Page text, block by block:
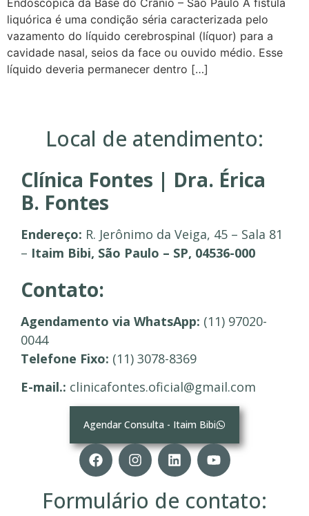
liquórica é uma condição séria caracterizada pelo
vazamento do líquido cerebrospinal (líquor) para a
cavidade nasal, seios da face ou ouvido médio. Esse
líquido deveria permanecer dentro […]
Local de atendimento:
Clínica Fontes | Dra. Érica
B. Fontes
Endereço: R. Jerônimo da Veiga, 45 – Sala 81
– Itaim Bibi, São Paulo – SP, 04536-000
Contato:
Agendamento via WhatsApp: (11) 97020-
0044
Telefone Fixo: (11) 3078-8369
E-mail.: clinicafontes.oficial@gmail.com
Agendar Consulta - Itaim Bibi
Formulário de contato: